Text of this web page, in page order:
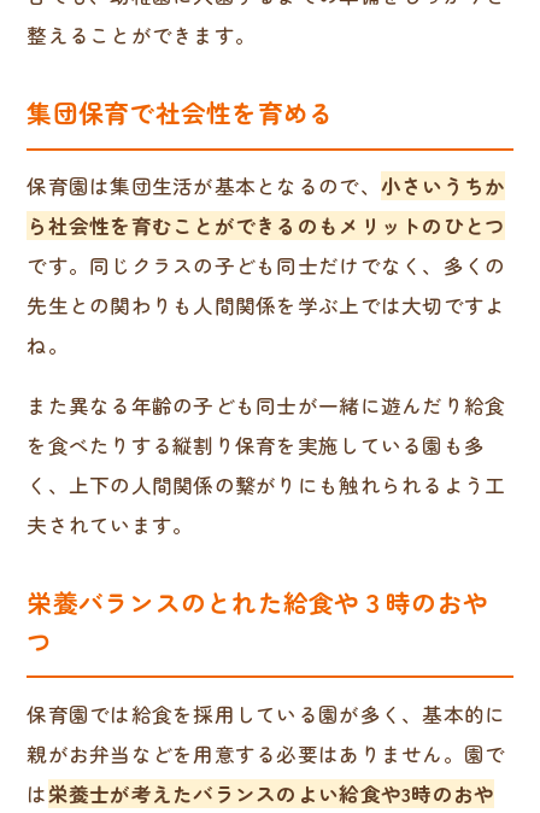
整えることができます。
集団保育で社会性を育める
保育園は集団生活が基本となるので、 小さいうちか
ら社会性を育むことができるのもメリットのひとつ
です。同じクラスの子ども同士だけでなく、多くの
先生との関わりも人間関係を学ぶ上では大切ですよ
ね。
また異なる年齢の子ども同士が一緒に遊んだり給食
を食べたりする縦割り保育を実施している園も多
く、上下の人間関係の繋がりにも触れられるよう工
夫されています。
栄養バランスのとれた給食や３時のおや
つ
保育園では給食を採用している園が多く、基本的に
親がお弁当などを用意する必要はありません。園で
は栄養士が考えたバランスのよい給食や3時のおや